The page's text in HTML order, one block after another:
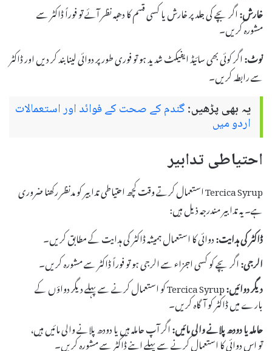
خارش:اگر بچے کی جلد پر خارش یا کسی قسم کا دھبہ نظر آئے تو فوراً ڈاکٹر سے
مشورہ کریں۔
نوٹ:اگر کوئی بھی سائیڈ ایفیکٹ شدید ہو تو فوری طور پر دوائی لینا بند کر دیں اور ڈاکٹر
سے رابطہ کریں۔
یہ بھی پڑھیں:گندم کے صحت کے فوائد اور استعمالات
اردو میں
احتیاطی تدابیر
Tercica Syrup استعمال کرتے وقت کچھ احتیاطی تدابیر کو مدنظر رکھنا ضروری
ہے۔ یہ تدابیر مندرجہ ذیل ہیں:
ڈاکٹر کی ہدایت:دوائی کا استعمال ہمیشہ ڈاکٹر کی ہدایت کے مطابق کریں۔
الرجی:اگر بچے کو کسی اجزاء سے الرجی ہو تو فوراً ڈاکٹر سے مشورہ کریں۔
دیگر دوائیں:
Tercica Syrup کو استعمال کرنے سے پہلے دیگر دواؤں کے
بارے میں ڈاکٹر کو آگاہ کریں۔
حاملہ یا دودھ پلانے والی مائیں:اگر آپ حاملہ ہیں یا دودھ پلانے والی مائیں ہیں،
تو اس دوائی کا استعمال کرنے سے پہلے اپنے ڈاکٹر سے مشورہ کریں۔